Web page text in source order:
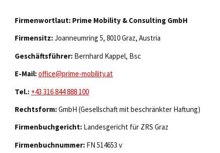
Firmenwortlaut: Prime Mobility & Consulting GmbH
Firmensitz:Joanneumring 5, 8010 Graz, Austria
Geschäftsführer: Bernhard Kappel, Bsc
E-Mail:office@prime-mobility.at
Tel.: +43 316 844 888 100
Rechtsform:GmbH (Gesellschaft mit beschränkter Haftung)
Firmenbuchgericht: Landesgericht für ZRS Graz
Firmenbuchnummer: FN 514653 v